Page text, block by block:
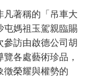
著稱的「吊車大
屯媽祖玉駕親臨賜
訪由啟德公司胡
各處藝術珍品，
徵榮耀與權勢的